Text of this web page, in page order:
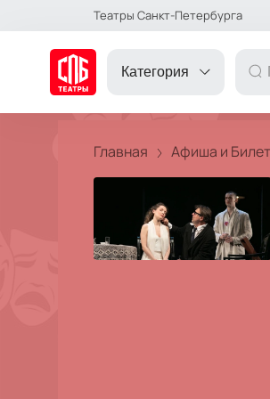
Театры Санкт-Петербурга
Категория
ТЕАТР
Главная Афиша и